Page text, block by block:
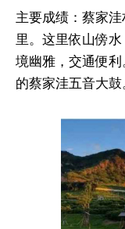
主要成绩：蔡家
里。这里依山傍
境幽雅，交通便
的蔡家洼五音大鼓